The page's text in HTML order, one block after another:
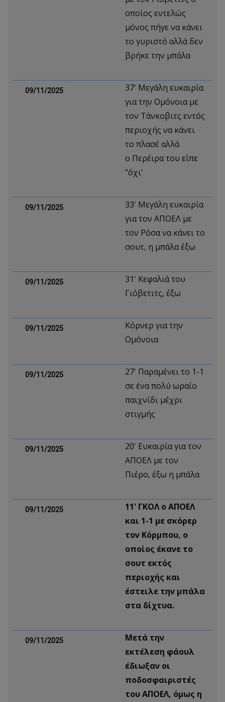
οποίος εντελώς
μόνος πήγε να κάνει
το γυριστό αλλά δεν
βρήκε την μπάλα
09/11/2025
37' Mεγάλη ευκαιρία
για την Ομόνοια με
τον Τάνκοβιτς εντός
περιοχής να κάνει
το πλασέ αλλά
ο Περέιρα του είπε
"όχι'
09/11/2025
33' Μεγάλη ευκαιρία
για τον ΑΠΟΕΛ με
τον Ρόσα να κάνει το
σουτ, η μπάλα έξω
09/11/2025
31' Κεφαλιά του
Γιόβετιτς, έξω
09/11/2025
Κόρνερ για την
Ομόνοια
09/11/2025
27' Παραμένει το 1-1
σε ένα πολύ ωραίο
παιχνίδι μέχρι
στιγμής
09/11/2025
20' Ευκαιρία για τον
ΑΠΟΕΛ με τον
Πιέρο, έξω η μπάλα
09/11/2025
11' ΓΚΟΛ ο ΑΠΟΕΛ
και 1-1 με σκόρερ
τον Κόρμπου, ο
οποίος έκανε το
σουτ εκτός
περιοχής και
έστειλε την μπάλα
στα δίχτυα.
09/11/2025
Μετά την
εκτέλεση φάουλ
έδιωξαν οι
ποδοσφαιριστές
του ΑΠΟΕΛ, όμως η